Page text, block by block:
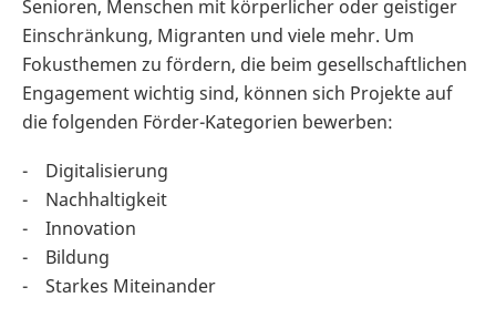
Senioren, Menschen mit körperlicher oder geistiger
Einschränkung, Migranten und viele mehr. Um
Fokusthemen zu fördern, die beim gesellschaftlichen
Engagement wichtig sind, können sich Projekte auf
die folgenden Förder-Kategorien bewerben:
- Digitalisierung
- Nachhaltigkeit
- Innovation
- Bildung
- Starkes Miteinander